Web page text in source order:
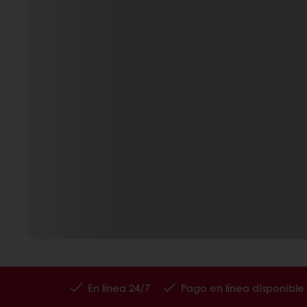
En línea 24/7 Pago en línea disponible